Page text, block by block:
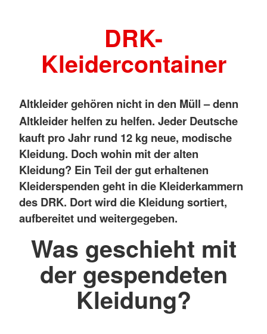
DRK-
Kleidercontainer
Altkleider gehören nicht in den Müll – denn
Altkleider helfen zu helfen. Jeder Deutsche
kauft pro Jahr rund 12 kg neue, modische
Kleidung. Doch wohin mit der alten
Kleidung? Ein Teil der gut erhaltenen
Kleiderspenden geht in die Kleiderkammern
des DRK. Dort wird die Kleidung sortiert,
aufbereitet und weitergegeben.
Was geschieht mit
der gespendeten
Kleidung?